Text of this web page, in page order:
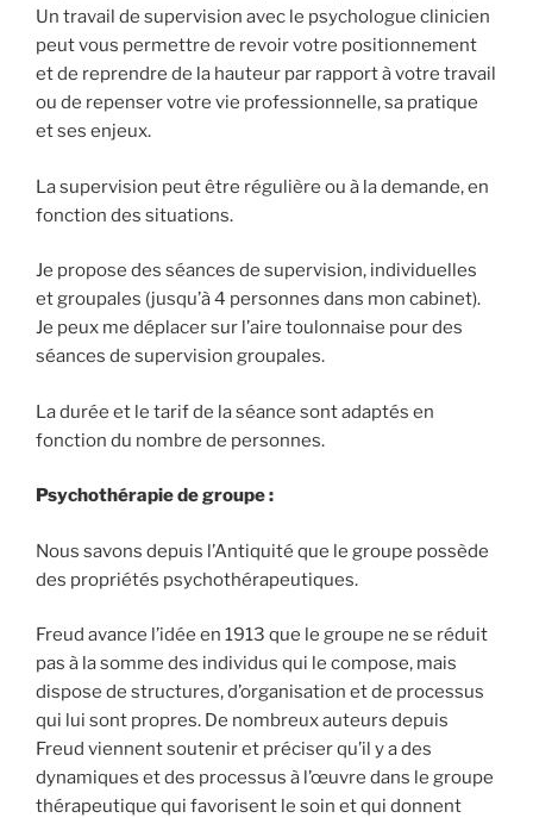
Un travail de supervision avec le psychologue clinicien
peut vous permettre de revoir votre positionnement
et de reprendre de la hauteur par rapport à votre travail
ou de repenser votre vie professionnelle, sa pratique
et ses enjeux.
La supervision peut être régulière ou à la demande, en
fonction des situations.
Je propose des séances de supervision, individuelles
et groupales (jusqu’à 4 personnes dans mon cabinet).
Je peux me déplacer sur l’aire toulonnaise pour des
séances de supervision groupales.
La durée et le tarif de la séance sont adaptés en
fonction du nombre de personnes.
Psychothérapie de groupe :
Nous savons depuis l’Antiquité que le groupe possède
des propriétés psychothérapeutiques.
Freud avance l’idée en 1913 que le groupe ne se réduit
pas à la somme des individus qui le compose, mais
dispose de structures, d’organisation et de processus
qui lui sont propres. De nombreux auteurs depuis
Freud viennent soutenir et préciser qu’il y a des
dynamiques et des processus à l’œuvre dans le groupe
thérapeutique qui favorisent le soin et qui donnent